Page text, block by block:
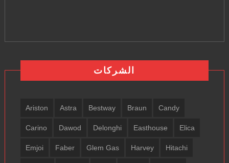
الشركات
Ariston Astra Bestway Braun Candy
Carino Dawod Delonghi Easthouse Elica
Emjoi Faber Glem Gas Harvey Hitachi